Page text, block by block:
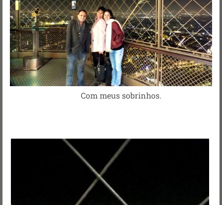
Com meus sobrinhos.